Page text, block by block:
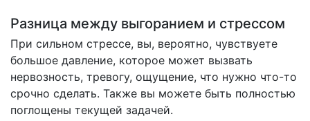
Разница между выгоранием и стрессом
При сильном стрессе, вы, вероятно, чувствуете
большое давление, которое может вызвать
нервозность, тревогу, ощущение, что нужно что-то
срочно сделать. Также вы можете быть полностью
поглощены текущей задачей.